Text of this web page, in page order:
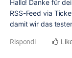
Hallo! Danke für
RSS-Feed via
damit wir das
Rispondi